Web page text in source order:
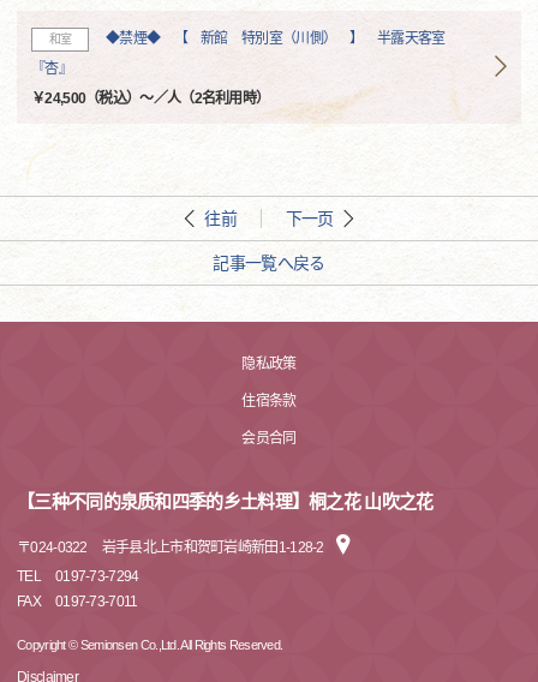
和室
◆禁煙◆ 【 新館 特別室（川側） 】 半露天客室
『杏』
￥24,500（税込）～／人（2名利用時）
往前 下一页
記事一覧へ戻る
隐私政策
住宿条款
会员合同
【三种不同的泉质和四季的乡土料理】桐之花 山吹之花
〒024-0322
岩手县北上市和贺町岩崎新田1-128-2
TEL
0197-73-7294
FAX
0197-73-7011
Copyright © Semionsen Co.,Ltd. All Rights Reserved.
Disclaimer